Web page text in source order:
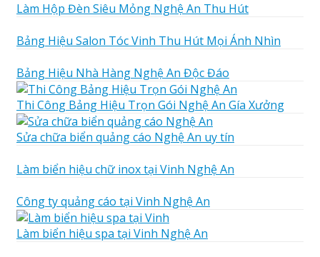
Làm Hộp Đèn Siêu Mỏng Nghệ An Thu Hút
Bảng Hiệu Salon Tóc Vinh Thu Hút Mọi Ánh Nhìn
Bảng Hiệu Nhà Hàng Nghệ An Độc Đáo
Thi Công Bảng Hiệu Trọn Gói Nghệ An Gía Xưởng
Sửa chữa biển quảng cáo Nghệ An uy tín
Làm biển hiệu chữ inox tại Vinh Nghệ An
Công ty quảng cáo tại Vinh Nghệ An
Làm biển hiệu spa tại Vinh Nghệ An